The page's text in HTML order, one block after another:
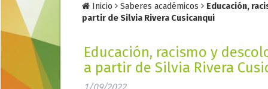
Inicio Saberes académicos Educación,
partir de Silvia Rivera Cusicanqui
Educación, racismo y
a partir de Silvia Rivera